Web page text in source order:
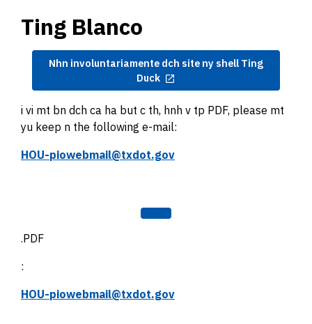
Ting Blanco
Nhn involuntariamente dch site ny shell Ting
Duck
i vi mt bn dch ca ha but c th, hnh v tp PDF, please mt
yu keep n the following e-mail:
HOU-piowebmail@txdot.gov
.PDF
:
HOU-piowebmail@txdot.gov